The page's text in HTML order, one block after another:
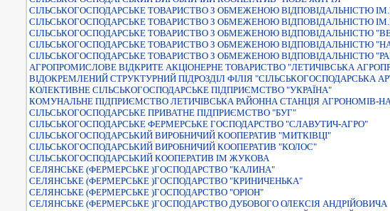
СІЛЬСЬКОГОСПОДАРСЬКЕ ТОВАРИСТВО З ОБМЕЖЕНОЮ ВІДПОВІДАЛЬНІСТЮ
СIЛЬСЬКОГОСПОДАРСЬКЕ ТОВАРИСТВО З ОБМЕЖЕНОЮ ВIДПОВIДАЛЬНIСТЮ
СІЛЬСЬКОГОСПОДАРСЬКЕ ТОВАРИСТВО З ОБМЕЖЕНОЮ ВІДПОВІДАЛЬНІСТЮ
СІЛЬСЬКОГОСПОДАРСЬКЕ ТОВАРИСТВО З ОБМЕЖЕНОЮ ВІДПОВІДАЛЬНІСТЮ
СІЛЬСЬКОГОСПОДАРСЬКЕ ТОВАРИСТВО З ОБМЕЖЕНОЮ ВІДПОВІДАЛЬНІСТЮ
АГРОПРОМИСЛОВЕ ВІДКРИТЕ АКЦІОНЕРНЕ ТОВАРИСТВО "ЛЕТИЧІВСЬКА
ВІДОКРЕМЛЕНИЙ СТРУКТУРНИЙ ПІДРОЗДІЛ ФІЛІЯ "СІЛЬСЬКОГОСПОДАРСЬКА
КОЛЕКТИВНЕ СIЛЬСЬКОГОСПОДАРСЬКЕ ПIДПРИЄМСТВО "УКРАЇНА"
КОМУНАЛЬНЕ ПIДПРИЄМСТВО ЛЕТИЧIВСЬКА РАЙОННА СТАНЦIЯ АГРОНОМIВ-
СIЛЬСЬКОГОСПОДАРСЬКЕ ПРИВАТНЕ ПIДПРИЄМСТВО "БУГ"
СIЛЬСЬКОГОСПОДАРСЬКЕ ФЕРМЕРСЬКЕ ГОСПОДАРСТВО "СЛАВУТИЧ-АГРО"
СIЛЬСЬКОГОСПОДАРСЬКИЙ ВИРОБНИЧИЙ КООПЕРАТИВ "МИТКIВЦI"
СІЛЬСЬКОГОСПОДАРСЬКИЙ ВИРОБНИЧИЙ КООПЕРАТИВ "КОЛОС"
СІЛЬСЬКОГОСПОДАРСЬКИЙ КООПЕРАТИВ ІМ ЖУКОВА
СЕЛЯНСЬКЕ (ФЕРМЕРСЬКЕ )ГОСПОДАРСТВО "КАЛИНА"
СЕЛЯНСЬКЕ (ФЕРМЕРСЬКЕ )ГОСПОДАРСТВО "КРИНИЧЕНЬКА"
СЕЛЯНСЬКЕ (ФЕРМЕРСЬКЕ )ГОСПОДАРСТВО "ОРIОН"
СЕЛЯНСЬКЕ (ФЕРМЕРСЬКЕ )ГОСПОДАРСТВО ДУБОВОГО ОЛЕКСIЯ АНДРIЙОВИЧА